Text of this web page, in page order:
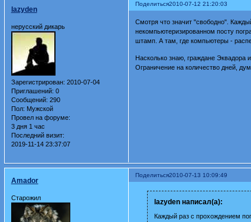
Поделиться2010-07-12 21:20:03
lazyden
нерусский дикарь
Зарегистрирован: 2010-07-04
Приглашений: 0
Сообщений: 290
Пол: Мужской
Провел на форуме:
3 дня 1 час
Последний визит:
2019-11-14 23:37:07
Смотря что значит "свободно".
некомпьютеризированном посту
штамп. А там, где компьютеры -
Насколько знаю, граждане Эквадора
Ограничение на количество дней,
Поделиться2010-07-13 10:09:49
Amador
Старожил lazyden написал(а):
Каждый раз с прохождением